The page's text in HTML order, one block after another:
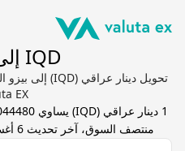
IQD إلى DOP
EX
1 دينار عراقي (
IQD) يساوي
منتصف السوق، آخر تحديث 6 أغسطس 2026 في 12:50 م UTC